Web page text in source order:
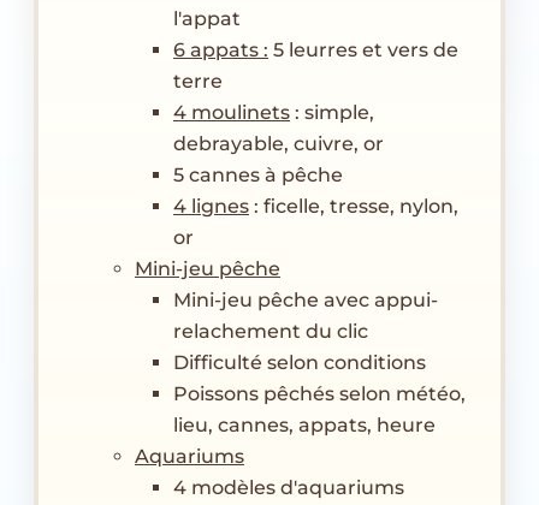
l'appat
6 appats : 5 leurres et vers de
terre
4 moulinets : simple,
debrayable, cuivre, or
5 cannes à pêche
4 lignes : ficelle, tresse, nylon,
or
Mini-jeu pêche
Mini-jeu pêche avec appui-
relachement du clic
Difficulté selon conditions
Poissons pêchés selon météo,
lieu, cannes, appats, heure
Aquariums
4 modèles d'aquariums